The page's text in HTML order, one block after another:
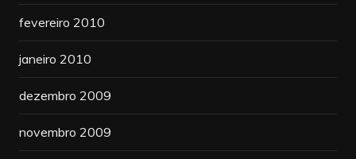
fevereiro 2010
janeiro 2010
dezembro 2009
novembro 2009